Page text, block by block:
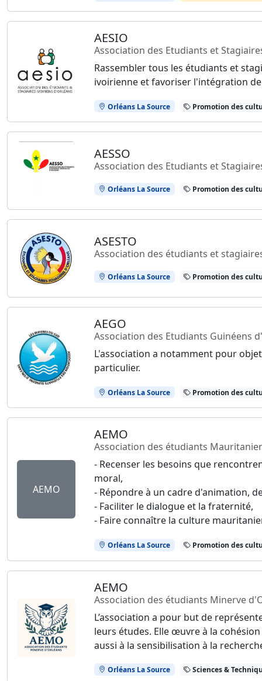
AESIO
Association des Etudiants et
Rassembler tous les étudiants et
ivoirienne et favoriser l'intégration
Orléans La Source Promotion des
AESSO
Association des Etudiants et
Orléans La Source Promotion des
ASESTO
Association des étudiants et
Orléans La Source Promotion des
AEGO
Association des Etudiants Guinéens
L'association a notamment pour
particulier.
Orléans La Source Promotion des
AEMO
AEMO
Association des étudiants
- Recenser les besoins que
moral,
- Répondre à un cadre d'animation,
- Faciliter le dialogue et la fraternité,
- Faire connaître la culture
Orléans La Source Promotion des
AEMO
Association des étudiants Minerve
L’association a pour but de
leurs études. Elle œuvre à la
aussi à la sensibilisation à la
Orléans La Source Sciences &